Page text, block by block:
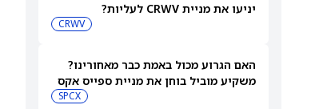
יניעו את מניית CRWV לעליות?
CRWV
האם הגרוע מכול באמת כבר מאחורינו?
משקיע מוביל בוחן את מניית ספייס אקס
SPCX